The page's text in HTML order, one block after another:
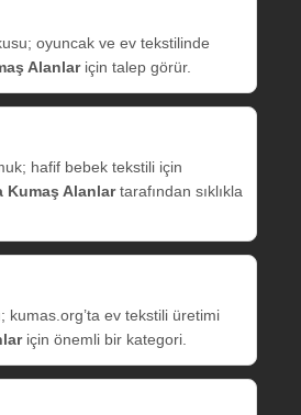
oyuncak ve ev tekstilinde
Alanlariçin talep görür.
hafif bebek tekstili için
Kumaş Alanlartarafından sıklıkla
kumas.org’ta ev tekstili üretimi
için önemli bir kategori.